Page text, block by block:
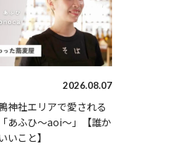
2026.08.07
神社エリアで愛される
あふひ〜aoi〜」【誰か
いこと】